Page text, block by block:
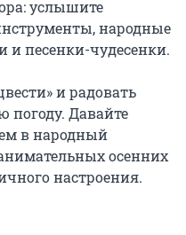
услышите
народные
и песенки-чудесенки.
и радовать
погоду. Давайте
в народный
осенних
настроения.